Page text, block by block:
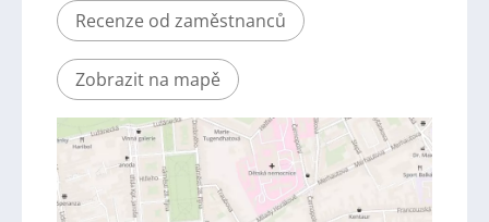
Recenze od zaměstnanců
Zobrazit na mapě